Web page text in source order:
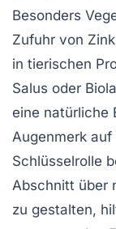
Besonders
Zufuhr von
in tierischen
Salus oder
eine natürliche
Augenmerk
Schlüsselrolle
Abschnitt über
zu gestalten,